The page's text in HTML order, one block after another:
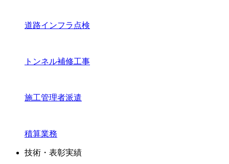
道路インフラ点検
トンネル補修工事
施工管理者派遣
積算業務
技術・表彰実績